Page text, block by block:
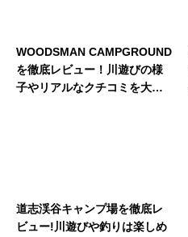
WOODSMAN CAMPGROUND
を徹底レビュー！川遊びの様
子やリアルなクチコミを大公
道志渓谷キャンプ場を徹底レ
ビュー!川遊びや釣りは楽しめ